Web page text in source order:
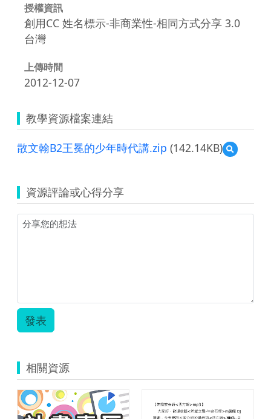
授權資訊
創用CC 姓名標示-非商業性-相同方式分享 3.0
台灣
上傳時間
2012-12-07
教學資源檔案連結
散文翰B2王冕的少年時代講.zip (142.14KB)
預
覽
B2
王
講.zip
資源評論或心得分享
發表
相關資源